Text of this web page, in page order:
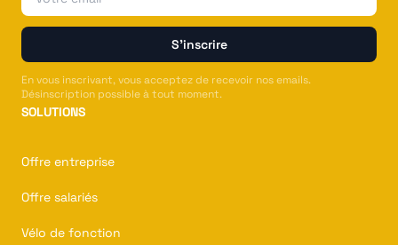
S'inscrire
En vous inscrivant, vous acceptez de recevoir nos emails.
Désinscription possible à tout moment.
SOLUTIONS
Offre entreprise
Offre salariés
Vélo de fonction